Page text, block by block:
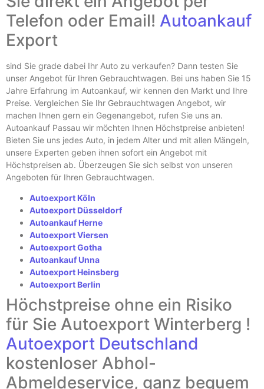
Telefon oder Email! Autoankauf
Export
sind Sie grade dabei Ihr Auto zu verkaufen? Dann testen Sie
unser Angebot für Ihren Gebrauchtwagen. Bei uns haben Sie 15
Jahre Erfahrung im Autoankauf, wir kennen den Markt und Ihre
Preise. Vergleichen Sie Ihr Gebrauchtwagen Angebot, wir
machen Ihnen gern ein Gegenangebot, rufen Sie uns an.
Autoankauf Passau wir möchten Ihnen Höchstpreise anbieten!
Bieten Sie uns jedes Auto, in jedem Alter und mit allen Mängeln,
unsere Experten geben ihnen sofort ein Angebot mit
Höchstpreisen ab. Überzeugen Sie sich selbst von unseren
Angeboten für Ihren Gebrauchtwagen.
Autoexport Köln
Autoexport Düsseldorf
Autoankauf Herne
Autoexport Viersen
Autoexport Gotha
Autoankauf Unna
Autoexport Heinsberg
Autoexport Berlin
Höchstpreise ohne ein Risiko
für Sie Autoexport Winterberg !
Autoexport Deutschland
kostenloser Abhol-
Abmeldeservice, ganz bequem